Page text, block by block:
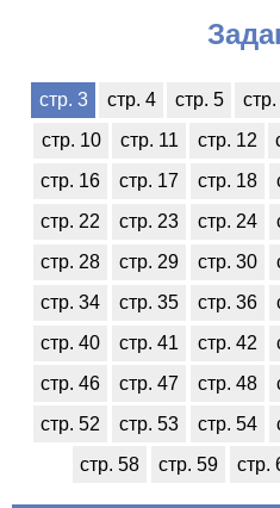
стр. 3 стр. 4 стр. 5
стр. 10
стр. 11 стр. 12
стр. 16
стр. 17 стр. 18
стр. 22
стр. 23 стр. 24
стр. 28
стр. 29 стр. 30
стр. 34
стр. 35 стр. 36
стр. 40
стр. 41 стр. 42
стр. 46
стр. 47 стр. 48
стр. 52
стр. 53 стр. 54
стр. 58
стр. 59 стр.